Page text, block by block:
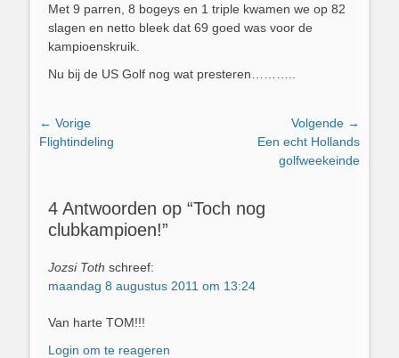
Met 9 parren, 8 bogeys en 1 triple kwamen we op 82
slagen en netto bleek dat 69 goed was voor de
kampioenskruik.
Nu bij de US Golf nog wat presteren………..
Bericht
navigatie
← Vorige
Vorig
Flightindeling
Volgende →
Een echt Hollands
golfweekeinde
4 Antwoorden op “Toch nog
clubkampioen!”
Jozsi Toth schreef:
maandag 8 augustus 2011 om 13:24
Van harte TOM!!!
Login om te reageren